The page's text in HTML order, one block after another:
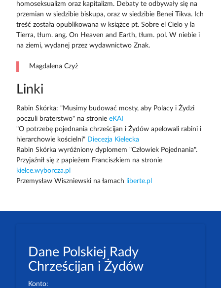
homoseksualizm oraz kapitalizm. Debaty te odbywały się na
przemian w siedzibie biskupa, oraz w siedzibie Benei Tikva. Ich
treść została opublikowana w książce pt. Sobre el Cielo y la
Tierra, tłum. ang. On Heaven and Earth, tłum. pol. W niebie i
na ziemi, wydanej przez wydawnictwo Znak.
Magdalena Czyż
Linki
Rabin Skórka: "Musimy budować mosty, aby Polacy i Żydzi
poczuli braterstwo" na stronie eKAI
"O potrzebę pojednania chrześcijan i Żydów apelowali rabini i
hierarchowie kościelni" Diecezja Kielecka
Rabin Skórka wyróżniony dyplomem "Człowiek Pojednania".
Przyjaźnił się z papieżem Franciszkiem na stronie
kielce.wyborcza.pl
Przemysław Wiszniewski na łamach
liberte.pl
Dane Polskiej Rady
Chrześcijan i Żydów
Konto: